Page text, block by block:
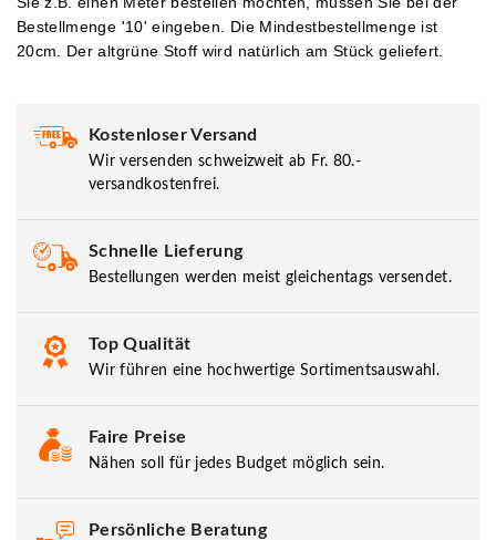
Bestellmenge '10' eingeben. Die Mindestbestellmenge ist
20cm. Der altgrüne Stoff wird natürlich am Stück geliefert.
Kostenloser Versand
Wir versenden schweizweit ab Fr. 80.-
versandkostenfrei.
Schnelle Lieferung
Bestellungen werden meist gleichentags versendet.
Top Qualität
Wir führen eine hochwertige Sortimentsauswahl.
Faire Preise
Nähen soll für jedes Budget möglich sein.
Persönliche Beratung